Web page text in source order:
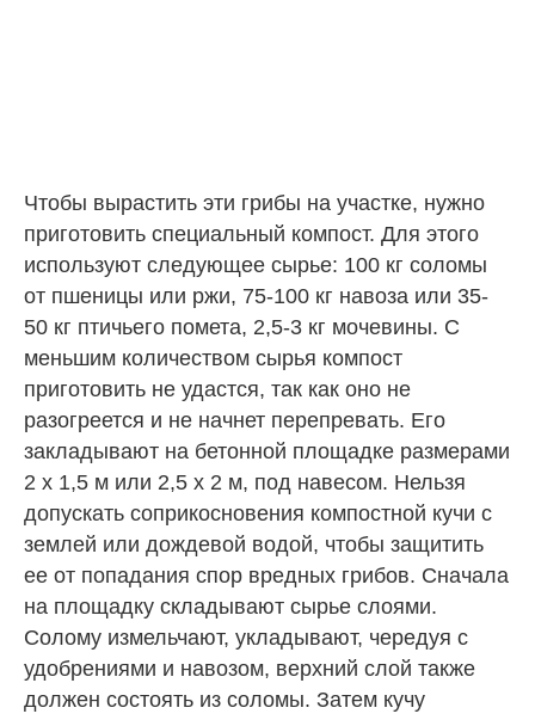
Чтобы вырастить эти грибы на участке, нужно
приготовить специальный компост. Для этого
используют следующее сырье: 100 кг соломы
от пшеницы или ржи, 75-100 кг навоза или 35-
50 кг птичьего помета, 2,5-3 кг мочевины. С
меньшим количеством сырья компост
приготовить не удастся, так как оно не
разогреется и не начнет перепревать. Его
закладывают на бетонной площадке размерами
2 х 1,5 м или 2,5 х 2 м, под навесом. Нельзя
допускать соприкосновения компостной кучи с
землей или дождевой водой, чтобы защитить
ее от попадания спор вредных грибов. Сначала
на площадку складывают сырье слоями.
Солому измельчают, укладывают, чередуя с
удобрениями и навозом, верхний слой также
должен состоять из соломы. Затем кучу